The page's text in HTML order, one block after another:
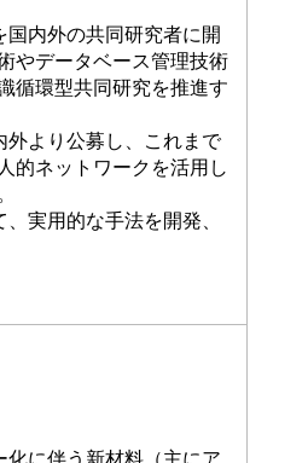
内外の共同研究者に開
やデータベース管理技術
循環型共同研究を推進す
より公募し、これまで
的ネットワークを活用し
実用的な手法を開発、
に伴う新材料（主にア